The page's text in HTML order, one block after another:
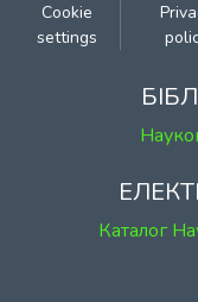
Cookie
settings
Каталог